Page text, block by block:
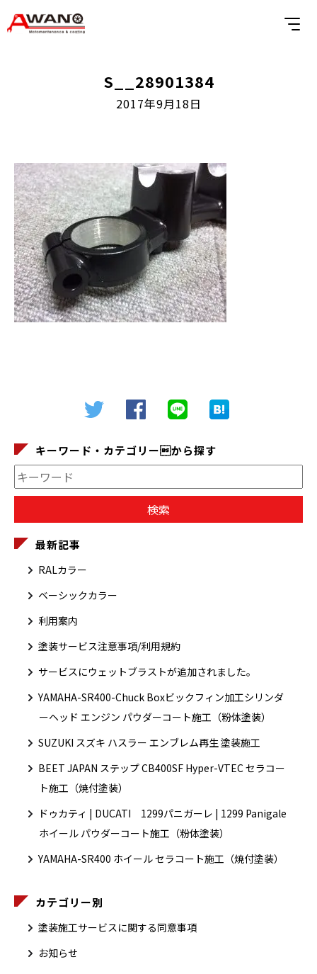
S__28901384
2017年9月18日
キーワード・カテゴリーから探す
最新記事
RALカラー
ベーシックカラー
利用案内
塗装サービス注意事項/利用規約
サービスにウェットブラストが追加されました。
YAMAHA-SR400-Chuck Boxビックフィン加工シリンダ
ーヘッド エンジン パウダーコート施工（粉体塗装）
SUZUKI スズキ ハスラー エンブレム再生 塗装施工
BEET JAPAN ステップ CB400SF Hyper-VTEC セラコー
ト施工（焼付塗装）
ドゥカティ | DUCATI 1299パニガーレ | 1299 Panigale
ホイール パウダーコート施工（粉体塗装）
YAMAHA-SR400 ホイール セラコート施工（焼付塗装）
カテゴリー別
塗装施工サービスに関する同意事項
お知らせ